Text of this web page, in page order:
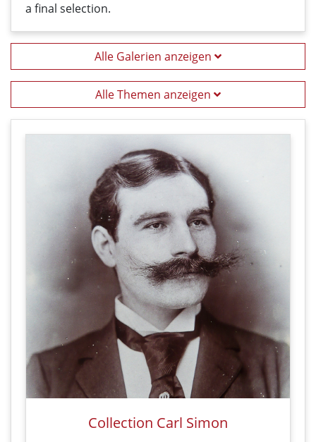
a final selection.
Alle Galerien anzeigen
Alle Themen anzeigen
Collection Carl Simon